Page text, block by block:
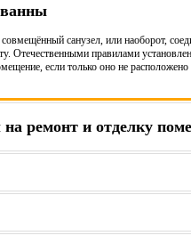
ванны
совмещённый санузел, или наоборот,
Отечественными правилами
если только оно не
ремонт и отделку